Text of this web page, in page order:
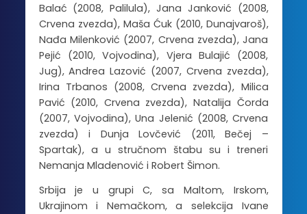
Balać (2008, Palilula), Jana Janković (2008,
Crvena zvezda), Maša Ćuk (2010, Dunajvaroš),
Nađa Milenković (2007, Crvena zvezda), Jana
Pejić (2010, Vojvodina), Vjera Bulajić (2008,
Jug), Andrea Lazović (2007, Crvena zvezda),
Irina Trbanos (2008, Crvena zvezda), Milica
Pavić (2010, Crvena zvezda), Natalija Čorda
(2007, Vojvodina), Una Jelenić (2008, Crvena
zvezda) i Dunja Lovčević (2011, Bečej –
Spartak), a u stručnom štabu su i treneri
Nemanja Mladenović i Robert Šimon.
Srbija je u grupi C, sa Maltom, Irskom,
Ukrajinom i Nemačkom, a selekcija Ivane